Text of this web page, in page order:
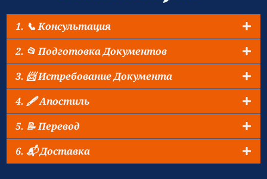
1. 📞 Консультация
2. 📂 Подготовка Документов
3. 📨 Истребование Документа
4. 🖋️ Апостиль
5. 📝 Перевод
6. 📬 Доставка